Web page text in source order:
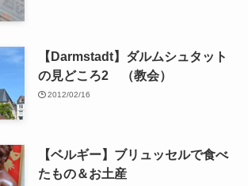
【Darmstadt】ダルムシュタット
の見どころ2 （教会）
2012/02/16
【ベルギー】ブリュッセルで食べ
たもの＆お土産